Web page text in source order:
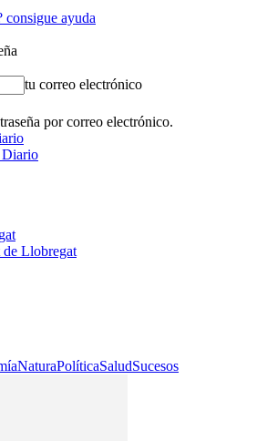
consigue ayuda
tu correo electrónico
por correo electrónico.
de Llobregat
NaturaPolíticaSaludSucesos